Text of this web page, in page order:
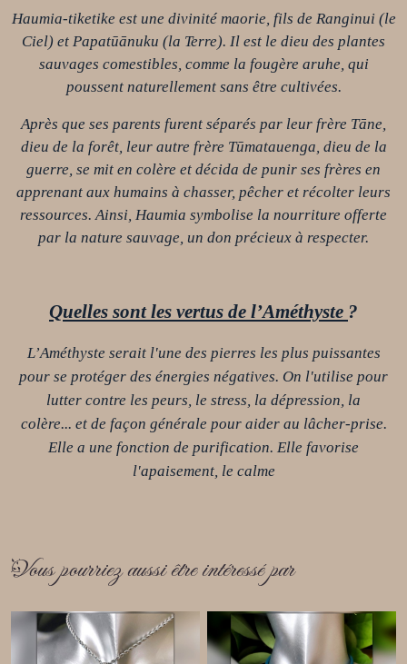
Haumia-tiketike est une divinité maorie, fils de Ranginui (le
Ciel) et Papatūānuku (la Terre). Il est le dieu des plantes
sauvages comestibles, comme la fougère aruhe, qui
poussent naturellement sans être cultivées.
Après que ses parents furent séparés par leur frère Tāne,
dieu de la forêt, leur autre frère Tūmatauenga, dieu de la
guerre, se mit en colère et décida de punir ses frères en
apprenant aux humains à chasser, pêcher et récolter leurs
ressources. Ainsi, Haumia symbolise la nourriture offerte
par la nature sauvage, un don précieux à respecter.
Quelles sont les vertus de l’Améthyste ?
L’Améthyste serait l'une des pierres les plus puissantes
pour se protéger des énergies négatives. On l'utilise pour
lutter contre les peurs, le stress, la dépression, la
colère... et de façon générale pour aider au lâcher-prise.
Elle a une fonction de purification. Elle favorise
l'apaisement, le calme
Vous pourriez aussi être intéressé par